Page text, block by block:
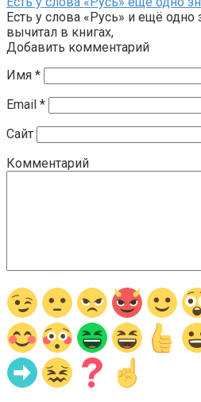
Есть у слова «Русь» и ещё одно
вычитал в книгах,
Добавить комментарий
Имя *
Email *
Сайт
Комментарий